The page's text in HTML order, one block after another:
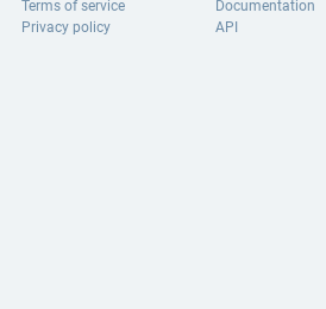
Terms of service
Privacy policy
Documentation
API